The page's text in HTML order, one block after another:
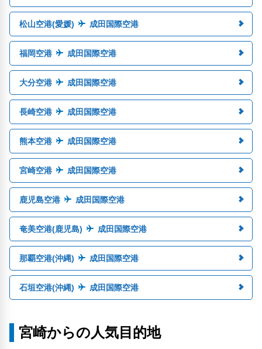
松山空港(愛媛) 成田国際空港
福岡空港 成田国際空港
大分空港 成田国際空港
長崎空港 成田国際空港
熊本空港 成田国際空港
宮崎空港 成田国際空港
鹿児島空港 成田国際空港
奄美空港(鹿児島) 成田国際空港
那覇空港(沖縄) 成田国際空港
石垣空港(沖縄) 成田国際空港
宮崎からの人気目的地